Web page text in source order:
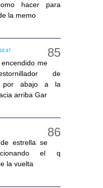
hacer para
la memo
me
de
por abajo a la
arriba Gar
estrella se
el q
la vuelta